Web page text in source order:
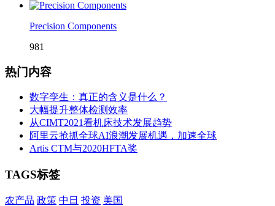
Precision Components
981
热门内容
数字孪生：真正的含义是什么？
大幅提升整体检测效率
从CIMT2021看机床技术发展趋势
阿里云抢抓全球AI浪潮发展机遇，加速全球
Artis CTM与2020HFTA奖
TAGS标签
农产品 政策 中日 投资 美国